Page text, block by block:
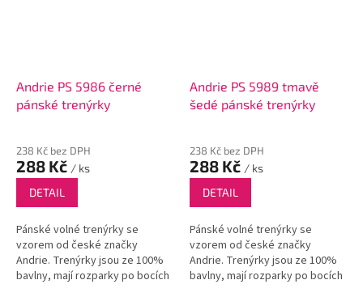
Andrie PS 5986 černé
pánské trenýrky
238 Kč bez DPH
288 Kč / ks
DETAIL
Pánské volné trenýrky se
vzorem od české značky
Andrie. Trenýrky jsou ze 100%
bavlny, mají rozparky po bocích
Andrie PS 5989 tmavě
šedé pánské trenýrky
238 Kč bez DPH
288 Kč / ks
DETAIL
Pánské volné trenýrky se
vzorem od české značky
Andrie. Trenýrky jsou ze 100%
bavlny, mají rozparky po bocích